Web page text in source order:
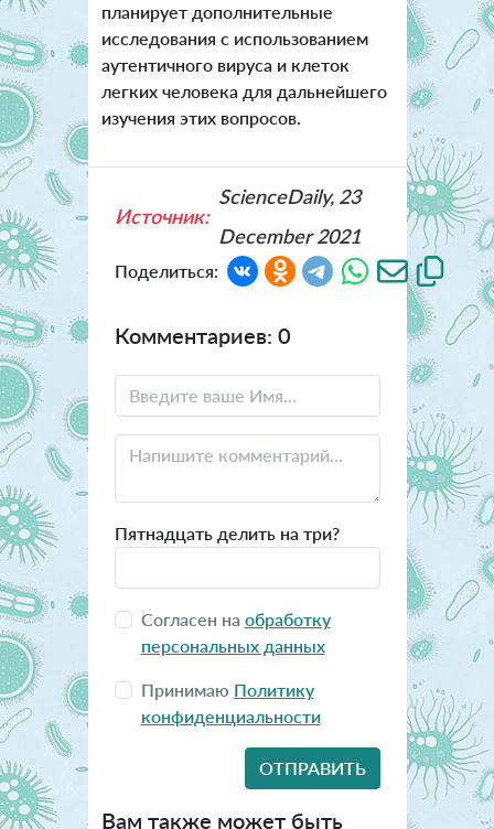
планирует дополнительные
исследования с использованием
аутентичного вируса и клеток
легких человека для дальнейшего
изучения этих вопросов.
Источник:
ScienceDaily, 23
December 2021
Поделиться:
Комментариев: 0
Пятнадцать делить на три?
Согласен на обработку
персональных данных
Принимаю Политику
конфиденциальности
Вам также может быть